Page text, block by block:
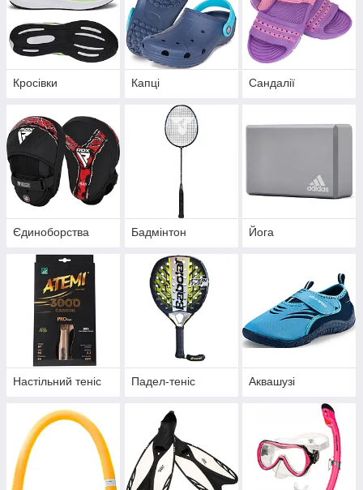
Кросівки Капці Сандалії
Єдиноборства Бадмінтон Йога
Настільний теніс Падел-теніс Аквашузі